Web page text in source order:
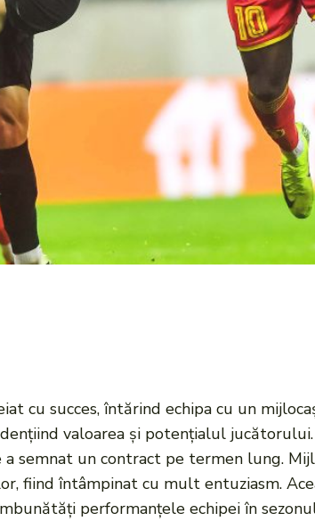
cu succes, întărind echipa cu un
valoarea și potențialul
semnat un contract pe termen lung.
fiind întâmpinat cu mult entuziasm.
performanțele echipei în